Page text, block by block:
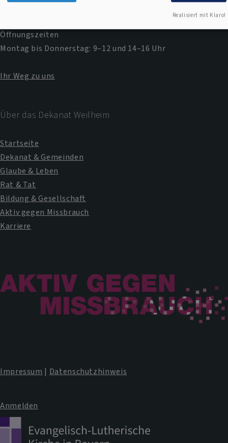
Öffnungszeiten
Montag bis Donnerstag: 9–12 und 14–16 Uhr
Ihr Weg zu uns
Über das Dekanat Weilheim
Startseite
Dekanat & Gemeinden
Glaube & Leben
Rat & Tat
Bildung & Gesellschaft
Aktiv gegen Missbrauch
Karriere
Impressum | Datenschutzhinweis
Benutzermenü
Anmelden
Realisiert mit Klaro!